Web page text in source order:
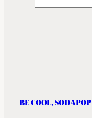
BE COOL, SODAPOP